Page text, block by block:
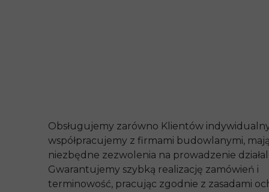
Obsługujemy zarówno Klientów
współpracujemy z firmami budowlanymi,
niezbędne zezwolenia na prowadzenie
Gwarantujemy szybką realizację zamówień i
terminowość, pracując zgodnie z zasadami